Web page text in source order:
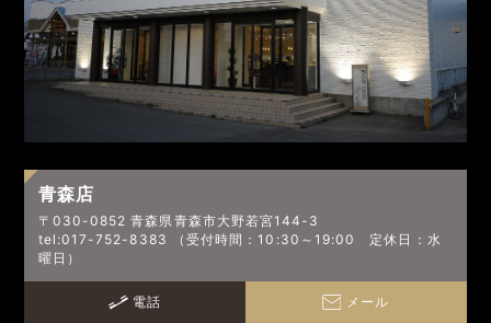
青森店
〒030-0852 青森県青森市大野若宮144-3
tel:017-752-8383 （受付時間：10:30～19:00 定休日：水
曜日）
電話 メール